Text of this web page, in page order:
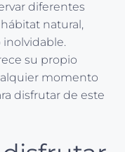
diferentes
natural,
inolvidable.
su propio
momento
disfrutar de este